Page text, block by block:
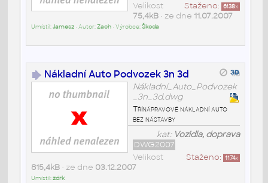
Staženo: 6138x
Velikost
75,4kB• ze dne 11.07.2007
Umístil:Jamesz• Autor:Zach• Výrobce:Škoda
Nákladní Auto Podvozek 3n 3d
Nákladní_Auto_Podvozek
_3n_3d.dwg
Třínápravové nákladní auto
bez nástavby
kat: Vozidla, doprava
DWG2007
Staženo: 1174x
Velikost
815,4kB• ze dne 03.12.2007
Umístil:zdrk